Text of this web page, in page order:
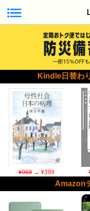
Kindle日替わ
¥968→ ¥399
Amazon